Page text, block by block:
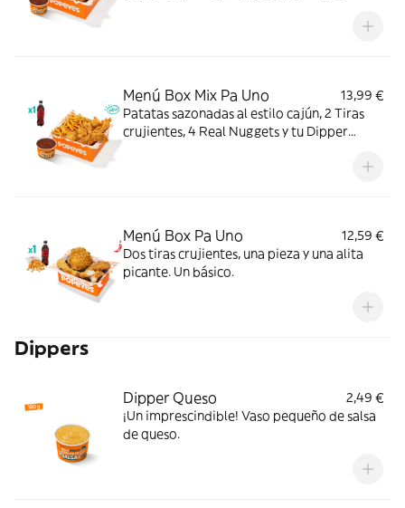
Menú Box Mix Pa Uno
13,99 €
Patatas sazonadas al estilo cajún, 2 Tiras
crujientes, 4 Real Nuggets y tu Dipper
Menú Box Pa Uno
12,59 €
Dos tiras crujientes, una pieza y una alita
picante. Un básico.
Dippers
Dipper Queso
2,49 €
¡Un imprescindible! Vaso pequeño de salsa
de queso.